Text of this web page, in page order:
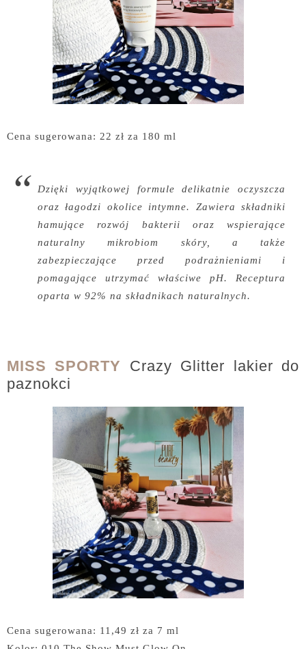
Cena sugerowana: 22 zł za 180 ml
Dzięki wyjątkowej formule delikatnie oczyszcza
oraz łagodzi okolice intymne. Zawiera składniki
hamujące rozwój bakterii oraz wspierające
naturalny mikrobiom skóry, a także
zabezpieczające przed podrażnieniami i
pomagające utrzymać właściwe pH. Receptura
oparta w 92% na składnikach naturalnych.
MISS SPORTY Crazy Glitter lakier do
paznokci
Cena sugerowana: 11,49 zł za 7 ml